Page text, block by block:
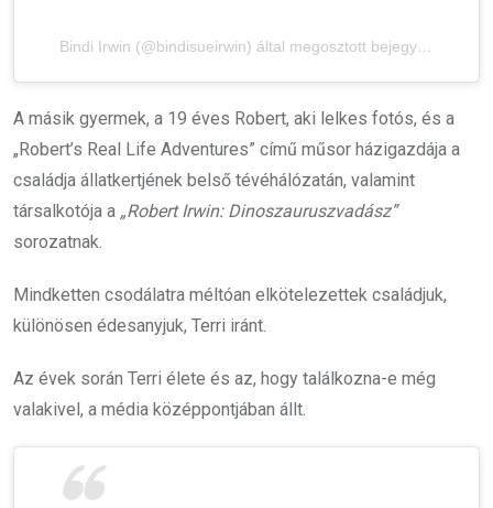
Bindi Irwin (@bindisueirwin) által megosztott bejegyzés
A másik gyermek, a 19 éves Robert, aki lelkes fotós, és a
„Robert’s Real Life Adventures” című műsor házigazdája a
családja állatkertjének belső tévéhálózatán, valamint
társalkotója a „Robert Irwin: Dinoszauruszvadász”
sorozatnak.
Mindketten csodálatra méltóan elkötelezettek családjuk,
különösen édesanyjuk, Terri iránt.
Az évek során Terri élete és az, hogy találkozna-e még
valakivel, a média középpontjában állt.